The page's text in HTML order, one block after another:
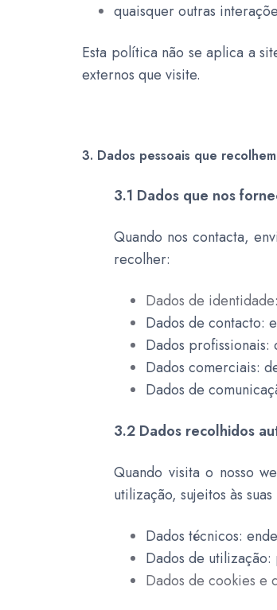
quaisquer outras
Esta política não se aplica a
externos que visite.
3. Dados pessoais que
3.1 Dados que nos
Quando nos contacta,
recolher:
Dados de
Dados de contacto:
Dados
Dados comerciais:
Dados de
3.2 Dados recolhidos
Quando visita o nosso
utilização, sujeitos às
Dados técnicos:
Dados de
Dados de cookies e